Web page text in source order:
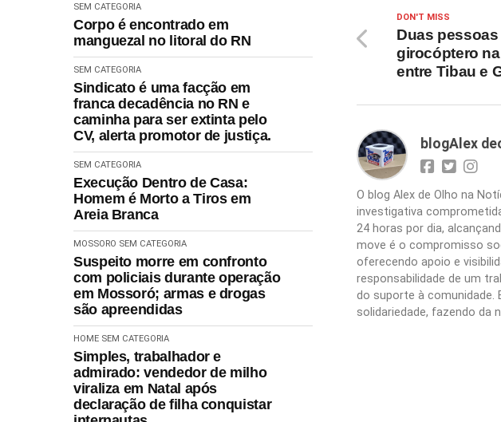
SEM CATEGORIA
Corpo é encontrado em
manguezal no litoral do RN
SEM CATEGORIA
Sindicato é uma facção em
franca decadência no RN e
caminha para ser extinta pelo
CV, alerta promotor de justiça.
SEM CATEGORIA
Execução Dentro de Casa:
Homem é Morto a Tiros em
Areia Branca
MOSSORO SEM CATEGORIA
Suspeito morre em confronto
com policiais durante operação
em Mossoró; armas e drogas
são apreendidas
HOME SEM CATEGORIA
Simples, trabalhador e
admirado: vendedor de milho
viraliza em Natal após
declaração de filha conquistar
DON'T MISS
Duas
girocóptero
entre Tibau e
blogAlex
O blog Alex de Olho na
investigativa
24 horas por dia,
move é o compromisso
oferecendo apoio e
responsabilidade de um
do suporte à comunidade.
solidariedade, fazendo da